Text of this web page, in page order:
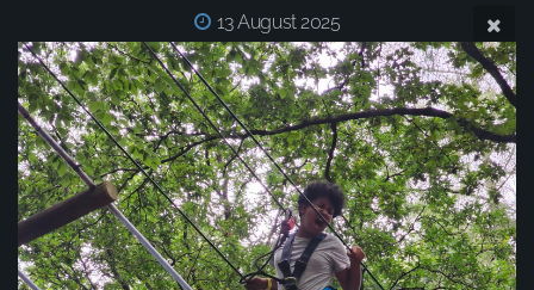
13 August 2025